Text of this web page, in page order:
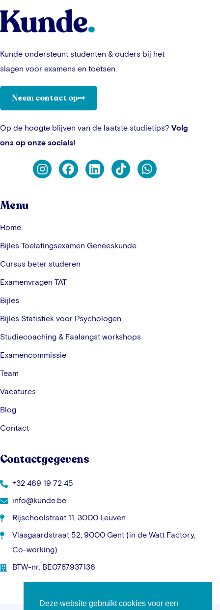
Kunde ondersteunt studenten & ouders bij het
slagen voor examens en toetsen.
Neem contact op
Op de hoogte blijven van de laatste studietips? Volg
ons op onze socials!
Menu
Home
Bijles Toelatingsexamen Geneeskunde
Cursus beter studeren
Examenvragen TAT
Bijles
Bijles Statistiek voor Psychologen
Studiecoaching & Faalangst workshops
Examencommissie
Team
Vacatures
Blog
Contact
Contactgegevens
+32 469 19 72 45
info@kunde.be
Rijschoolstraat 11, 3000 Leuven
Vlasgaardstraat 52, 9000 Gent (in de Watt Factory,
Co-working)
BTW-nr: BE0787937136
Deze website gebruikt cookies voor een